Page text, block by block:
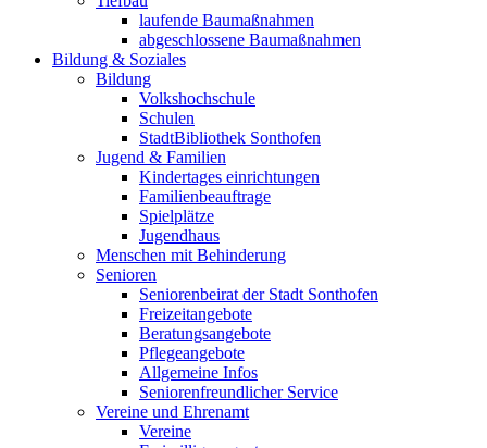
laufende Baumaßnahmen
abgeschlossene Baumaßnahmen
Bildung & Soziales
Bildung
Volkshochschule
Schulen
StadtBibliothek Sonthofen
Jugend & Familien
Kindertages einrichtungen
Familienbeauftrage
Spielplätze
Jugendhaus
Menschen mit Behinderung
Senioren
Seniorenbeirat der Stadt Sonthofen
Freizeitangebote
Beratungsangebote
Pflegeangebote
Allgemeine Infos
Seniorenfreundlicher Service
Vereine und Ehrenamt
Vereine